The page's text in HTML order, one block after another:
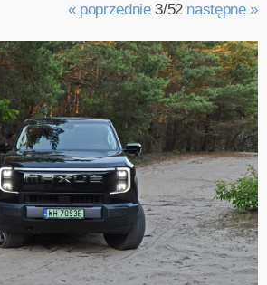
« poprzednie3/52 następne »